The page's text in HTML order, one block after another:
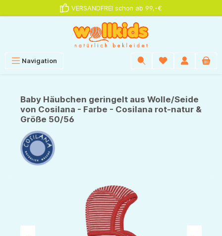
VERSANDFREI schon ab 99,-€
Navigation
Baby Häubchen geringelt aus Wolle/Seide
von Cosilana - Farbe - Cosilana rot-natur &
Größe 50/56
Bildergalerie überspringen